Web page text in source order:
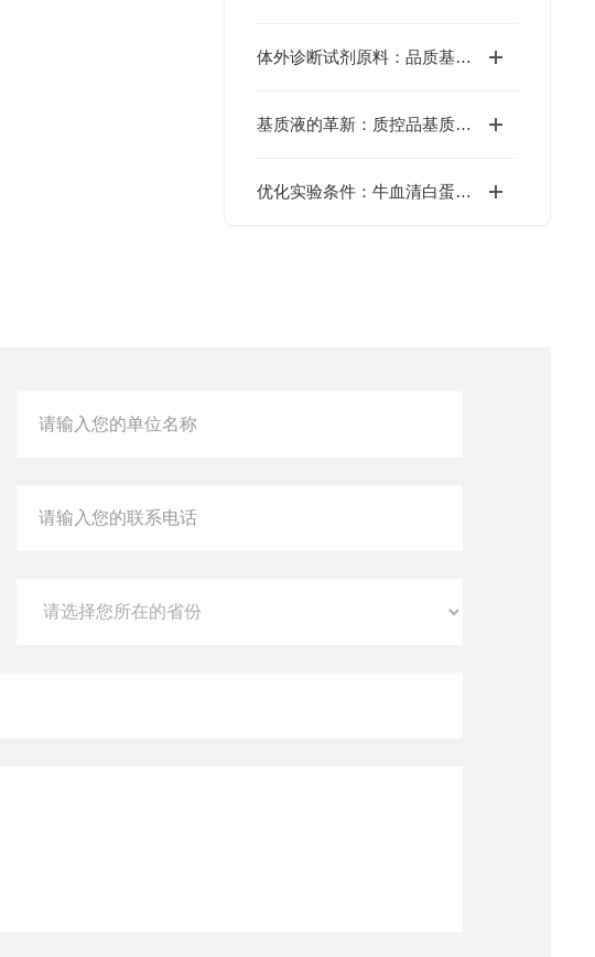
体外诊断试剂原料：品质基石与创新源泉的深度探索
基质液的革新：质控品基质液在提升检测准确性中的关键作用
优化实验条件：牛血清白蛋白在生物实验中的关键作用